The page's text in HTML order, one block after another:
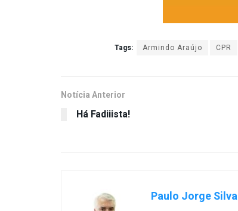
Tags: Armindo Araújo CPR
Notícia Anterior
Há Fadiiista!
Paulo Jorge Silva